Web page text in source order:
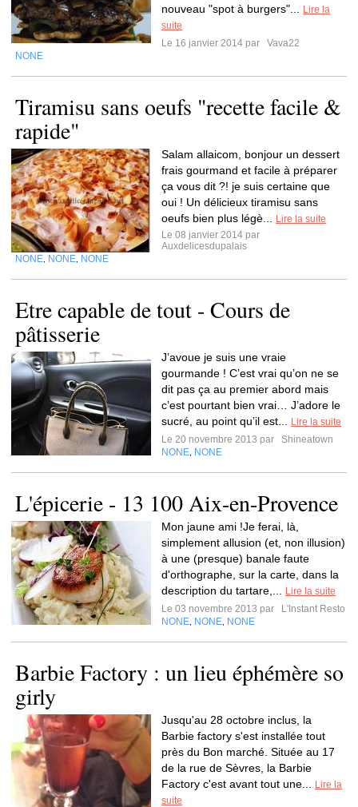
nouveau "spot à burgers"...
Lire la
suite
Le 16 janvier 2014 par
Vava22
NONE
Tiramisu sans oeufs "recette facile &
rapide"
Salam allaicom, bonjour un dessert
frais gourmand et facile à préparer
ça vous dit ?! je suis certaine que
oui ! Un délicieux tiramisu sans
oeufs bien plus légè...
Lire la suite
Le 08 janvier 2014 par
Auxdelicesdupalais
NONE NONE NONE
Etre capable de tout - Cours de
pâtisserie
J’avoue je suis une vraie
gourmande ! C’est vrai qu’on ne se
dit pas ça au premier abord mais
c’est pourtant bien vrai… J’adore le
sucré, au point qu’il est...
Lire la suite
Le 20 novembre 2013 par
Shineatown
NONE NONE
L'épicerie - 13 100 Aix-en-Provence
Mon jaune ami !Je ferai, là,
simplement allusion (et, non illusion)
à une (presque) banale faute
d'orthographe, sur la carte, dans la
description du tartare,...
Lire la suite
Le 03 novembre 2013 par
L'Instant Resto
NONE NONE NONE
Barbie Factory : un lieu éphémère so
girly
Jusqu'au 28 octobre inclus, la
Barbie factory s'est installée tout
près du Bon marché. Située au 17
de la rue de Sèvres, la Barbie
Factory c'est avant tout une...
Lire la
suite